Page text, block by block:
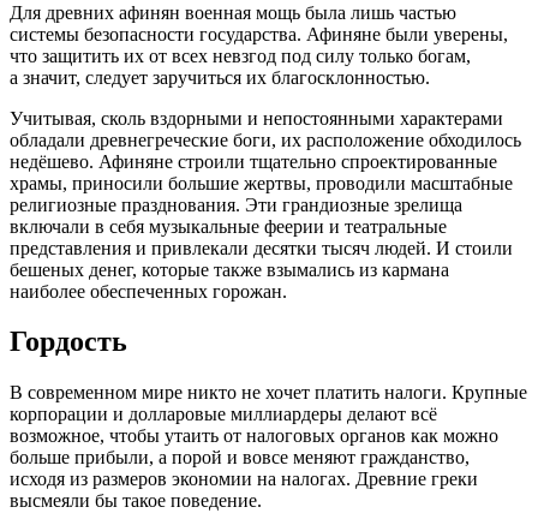
Для древних афинян военная мощь была лишь частью
системы безопасности государства. Афиняне были уверены,
что защитить их от всех невзгод под силу только богам,
а значит, следует заручиться их благосклонностью.
Учитывая, сколь вздорными и непостоянными характерами
обладали древнегреческие боги, их расположение обходилось
недёшево. Афиняне строили тщательно спроектированные
храмы, приносили большие жертвы, проводили масштабные
религиозные празднования. Эти грандиозные зрелища
включали в себя музыкальные феерии и театральные
представления и привлекали десятки тысяч людей. И стоили
бешеных денег, которые также взымались из кармана
наиболее обеспеченных горожан.
Гордость
В современном мире никто не хочет платить налоги. Крупные
корпорации и долларовые миллиардеры делают всё
возможное, чтобы утаить от налоговых органов как можно
больше прибыли, а порой и вовсе меняют гражданство,
исходя из размеров экономии на налогах. Древние греки
высмеяли бы такое поведение.